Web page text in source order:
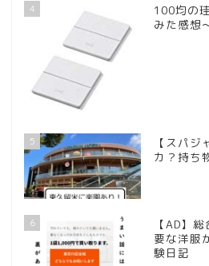
4
100均の
みた感想
5
【スパ
カ？持ち
6
【AD】
要な洋服
験日記